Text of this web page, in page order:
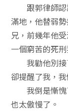
跟郭律師認
滿地，他替弱
兄，前幾年他
一個窮苦的死
我勸他別接
卻提醒了我，
我倒是慚愧
也太傲慢了。